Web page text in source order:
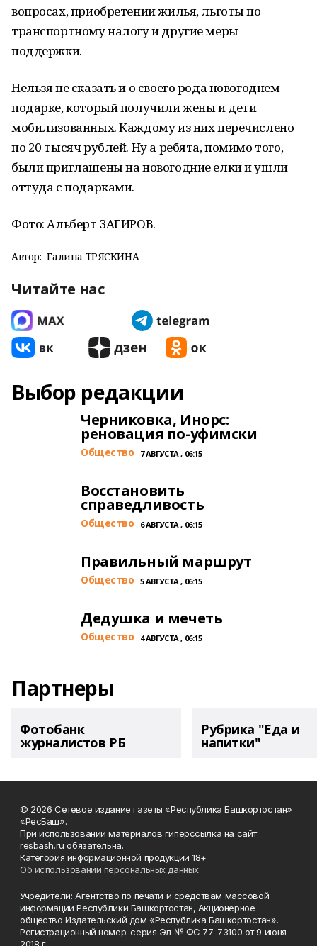
вопросах, приобретении жилья, льготы по
транспортному налогу и другие меры
поддержки.
Нельзя не сказать и о своего рода новогоднем
подарке, который получили жены и дети
мобилизованных. Каждому из них перечислено
по 20 тысяч рублей. Ну а ребята, помимо того,
были приглашены на новогодние елки и ушли
оттуда с подарками.
Фото: Альберт ЗАГИРОВ.
Автор: Галина ТРЯСКИНА
Читайте нас
Выбор редакции
Черниковка, Инорс:
реновация по-уфимски
Общество 7 АВГУСТА , 06:15
Восстановить
справедливость
Общество 6 АВГУСТА , 06:15
Правильный маршрут
Общество 5 АВГУСТА , 06:15
Дедушка и мечеть
Общество 4 АВГУСТА , 06:15
Партнеры
Фотобанк
журналистов РБ
Рубрика "Еда и
напитки"
© 2026 Сетевое издание газеты «Республика Башкортостан»
«РесБаш».
При использовании материалов гиперссылка на сайт
resbash.ru обязательна.
Категория информационной продукции 18+
Об использовании персональных данных
Учредители: Агентство по печати и средствам массовой
информации Республики Башкортостан, Акционерное
общество Издательский дом «Республика Башкортостан».
Регистрационный номер: серия Эл № ФС 77-73100 от 9 июня